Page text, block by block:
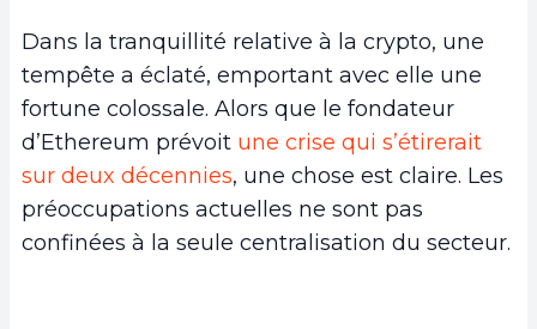
Dans la tranquillité relative à la crypto, une
tempête a éclaté, emportant avec elle une
fortune colossale. Alors que le fondateur
d’Ethereum prévoit une crise qui s’étirerait
sur deux décennies, une chose est claire. Les
préoccupations actuelles ne sont pas
confinées à la seule centralisation du secteur.